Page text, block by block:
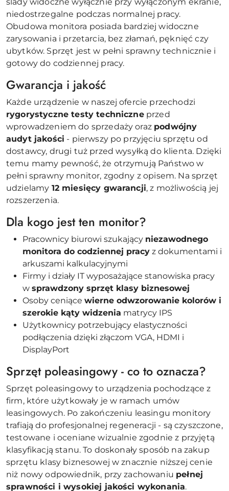
niedostrzegalne podczas normalnej pracy.
Obudowa monitora posiada bardziej widoczne
zarysowania i przetarcia, bez złamań, pęknięć czy
ubytków. Sprzęt jest w pełni sprawny technicznie i
gotowy do codziennej pracy.
Gwarancja i jakość
Każde urządzenie w naszej ofercie przechodzi
rygorystyczne testy techniczneprzed
wprowadzeniem do sprzedaży oraz podwójny
audyt jakości - pierwszy po przyjęciu sprzętu od
dostawcy, drugi tuż przed wysyłką do klienta. Dzięki
temu mamy pewność, że otrzymują Państwo w
pełni sprawny monitor, zgodny z opisem. Na sprzęt
udzielamy 12 miesięcy gwarancji, z możliwością jej
rozszerzenia.
Dla kogo jest ten monitor?
Pracownicy biurowi szukający niezawodnego
monitora do codziennej pracy z dokumentami i
arkuszami kalkulacyjnymi
Firmy i działy IT wyposażające stanowiska pracy
w sprawdzony sprzęt klasy biznesowej
Osoby ceniące wierne odwzorowanie kolorów i
szerokie kąty widzenia matrycy IPS
Użytkownicy potrzebujący elastyczności
podłączenia dzięki złączom VGA, HDMI i
DisplayPort
Sprzęt poleasingowy - co to oznacza?
Sprzęt poleasingowy to urządzenia pochodzące z
firm, które użytkowały je w ramach umów
leasingowych. Po zakończeniu leasingu monitory
trafiają do profesjonalnej regeneracji - są czyszczone,
testowane i oceniane wizualnie zgodnie z przyjętą
klasyfikacją stanu. To doskonały sposób na zakup
sprzętu klasy biznesowej w znacznie niższej cenie
niż nowy odpowiednik, przy zachowaniu pełnej
sprawności i wysokiej jakości wykonania.